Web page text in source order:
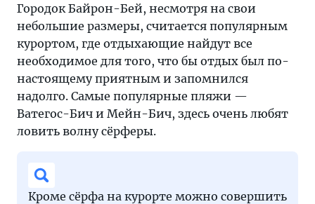
Городок Байрон-Бей, несмотря на свои
небольшие размеры, считается популярным
курортом, где отдыхающие найдут все
необходимое для того, что бы отдых был по-
настоящему приятным и запомнился
надолго. Самые популярные пляжи —
Ватегос-Бич и Мейн-Бич, здесь очень любят
ловить волну сёрферы.
Кроме сёрфа на курорте можно совершить